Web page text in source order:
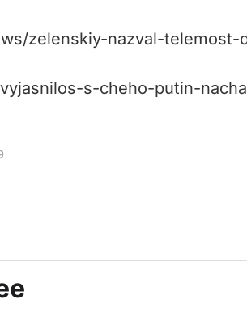
zelenskiy-nazval-telemost-
s-cheho-putin-